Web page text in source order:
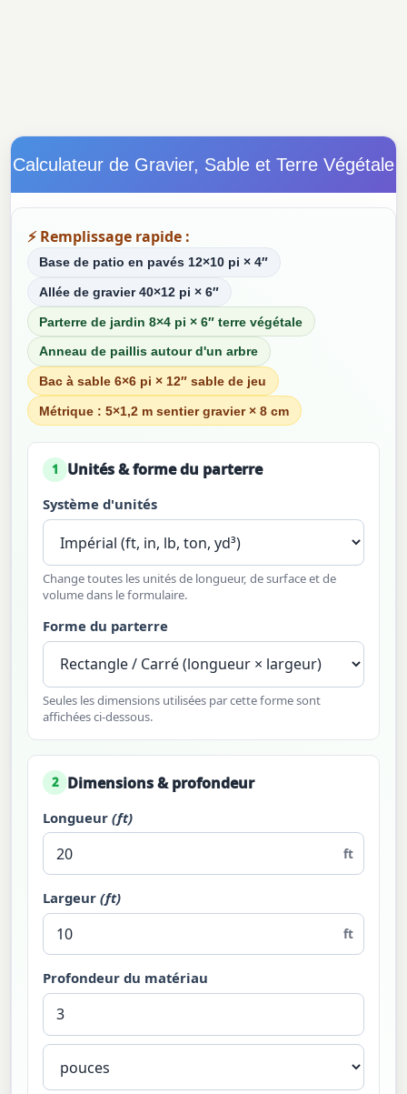
Calculateur de Gravier, Sable et Terre Végétale
⚡ Remplissage rapide :
Base de patio en pavés 12×10 pi × 4″
Allée de gravier 40×12 pi × 6″
Parterre de jardin 8×4 pi × 6″ terre végétale
Anneau de paillis autour d'un arbre
Bac à sable 6×6 pi × 12″ sable de jeu
Métrique : 5×1,2 m sentier gravier × 8 cm
1 Unités & forme du parterre
Système d'unités
Change toutes les unités de longueur, de surface et de
volume dans le formulaire.
Forme du parterre
Seules les dimensions utilisées par cette forme sont
affichées ci-dessous.
2 Dimensions & profondeur
Longueur (ft)
ft
Largeur (ft)
ft
Profondeur du matériau